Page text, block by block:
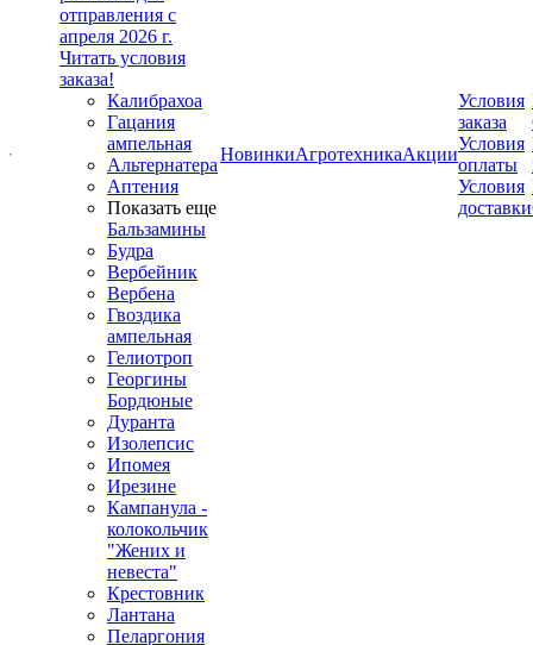
отправления с
апреля 2026 г.
Читать условия
заказа!
Калибрахоа
Гацания
ампельная
Альтернатера
Аптения
Показать еще
Бальзамины
Будра
Вербейник
Вербена
Гвоздика
ампельная
Гелиотроп
Георгины
Бордюные
Дуранта
Изолепсис
Ипомея
Ирезине
Кампанула -
колокольчик
"Жених и
невеста"
Крестовник
Лантана
Пеларгония
НовинкиАгротехникаАкции
Условия
заказа
Условия
оплаты
Условия
доставки